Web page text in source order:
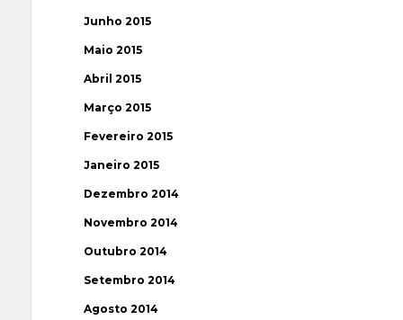
Junho 2015
Maio 2015
Abril 2015
Março 2015
Fevereiro 2015
Janeiro 2015
Dezembro 2014
Novembro 2014
Outubro 2014
Setembro 2014
Agosto 2014